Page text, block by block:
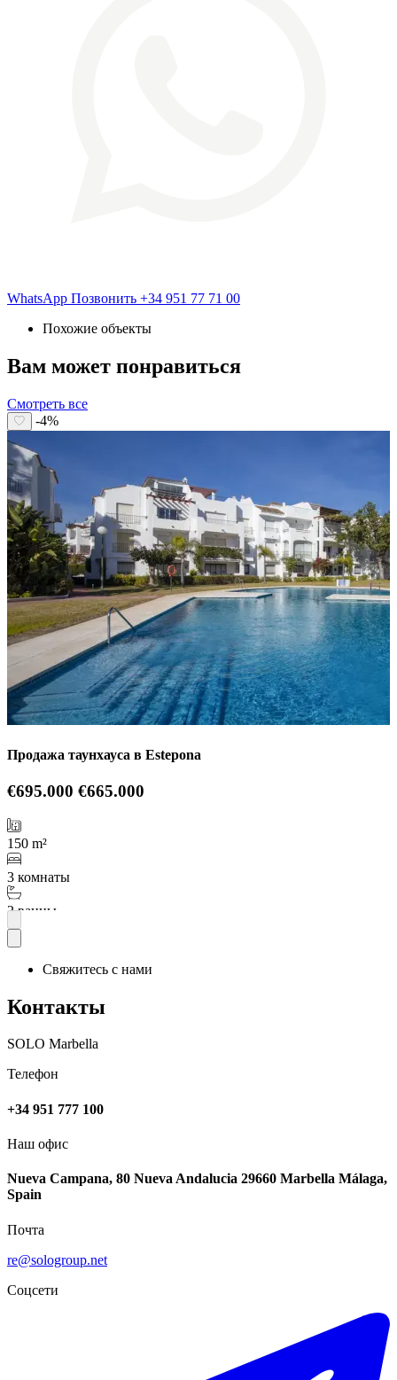
WhatsApp Позвонить +34 951 77 71 00
Похожие объекты
Вам может понравиться
Смотреть все
-4%
Продажа таунхауса в Estepona
€695.000 €665.000
150 m²
3 комнаты
2 ванны
Подробнее
-4%
Свяжитесь с нами
Контакты
SOLO Marbella
Телефон
+34 951 777 100
Наш офис
Nueva Campana, 80 Nueva Andalucia 29660 Marbella Málaga,
Spain
Почта
re@sologroup.net
Соцсети